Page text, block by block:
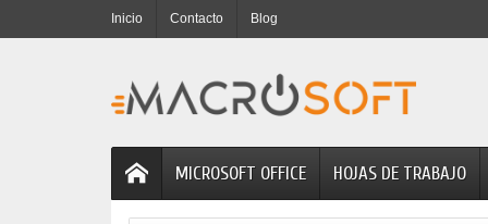
Inicio Contacto Blog
MICROSOFT OFFICE HOJAS DE TRABAJO